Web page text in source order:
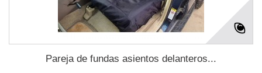
Pareja de fundas asientos delanteros...